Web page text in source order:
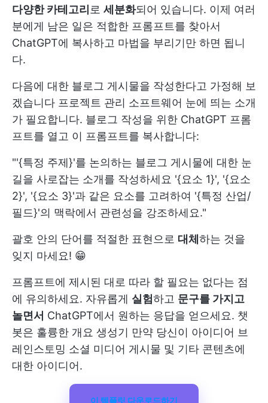
다양한 카테고리 로 세분화되어 있습니다. 이제 여러
분에게 남은 일은 적합한 프롬프트를 찾아서
ChatGPT에 복사하고 마법을 부리기만 하면 됩니
다.
다음에 대한 블로그 게시물을 작성한다고 가정해 보
겠습니다 프로젝트 관리 소프트웨어 눈에 띄는 소개
가 필요합니다. 블로그 작성을 위한 ChatGPT 프롬
프트를 열고 이 프롬프트를 복사합니다:
"'{특정 주제}'를 논의하는 블로그 게시물에 대한 눈
길을 사로잡는 소개를 작성하세요 '{요소 1}', '{요소
2}', '{요소 3}'과 같은 요소를 고려하여 '{특정 산업/
필드}'의 맥락에서 관련성을 강조하세요."
괄호 안의 단어를 적절한 표현으로 대체하는 것을
잊지 마세요! 😁
프롬프트에 제시된 대로 따라 할 필요는 없다는 점
에 유의하세요. 자유롭게 실험하고 문구를 가지고
놀면서 ChatGPT에서 원하는 응답을 얻으세요. 챗
봇은 훌륭한 개요 생성기 만약 당신이 아이디어 브
레인스토밍 소셜 미디어 게시물 및 기타 콘텐츠에
대한 아이디어.
이 템플릿 다운로드하기